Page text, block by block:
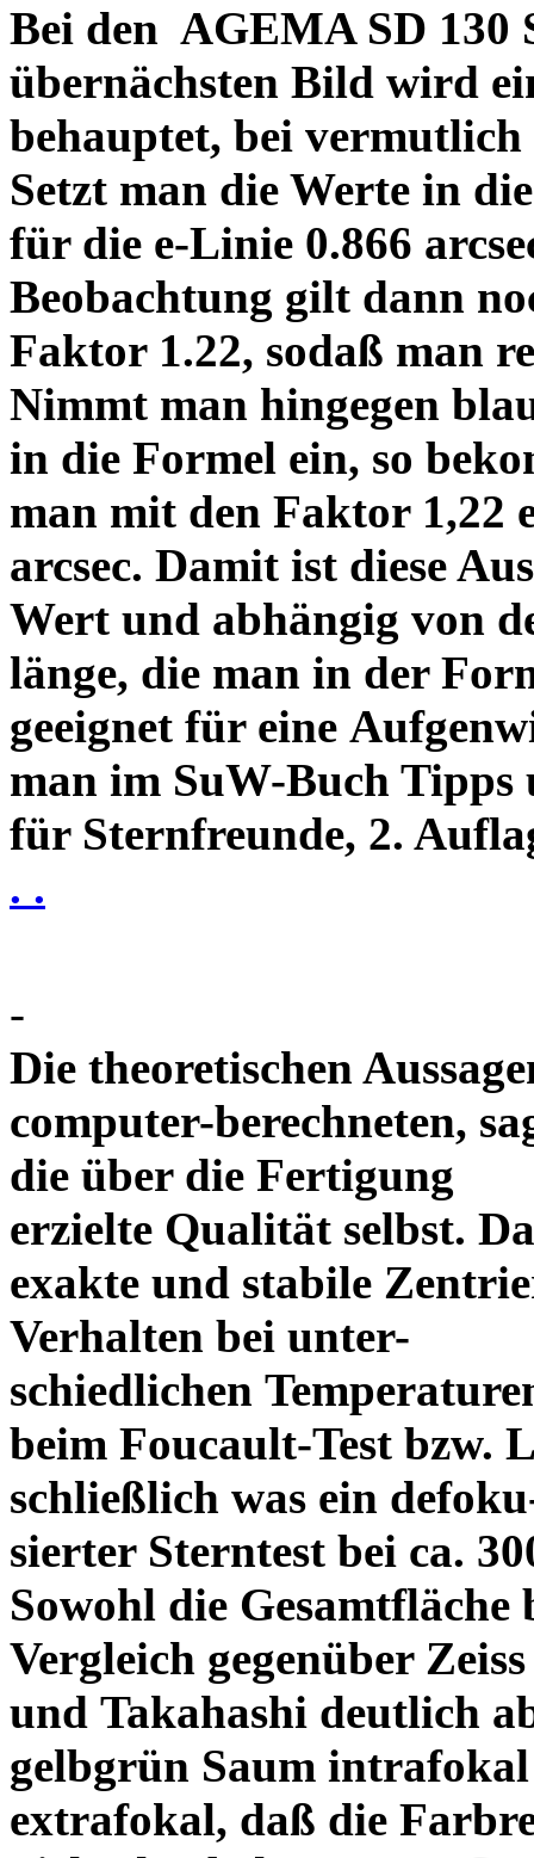
Bei den AGEMA SD 130
übernächsten Bild wird
behauptet, bei vermutlich
Setzt man die Werte in
für die e-Linie 0.866
Beobachtung gilt dann
Faktor 1.22, sodaß man
Nimmt man hingegen
in die Formel ein, so
man mit den Faktor 1,22
arcsec. Damit ist diese
Wert und abhängig von
länge, die man in der
geeignet für eine
man im SuW-Buch Tipps
für Sternfreunde, 2.
. .
-
Die theoretischen
computer-berechneten,
die über die Fertigung
erzielte Qualität selbst.
exakte und stabile
Verhalten bei unter-
schiedlichen
beim Foucault-Test bzw.
schließlich was ein
sierter Sterntest bei ca.
Sowohl die
Vergleich gegenüber Zeiss
und Takahashi deutlich
gelbgrün Saum
extrafokal, daß die